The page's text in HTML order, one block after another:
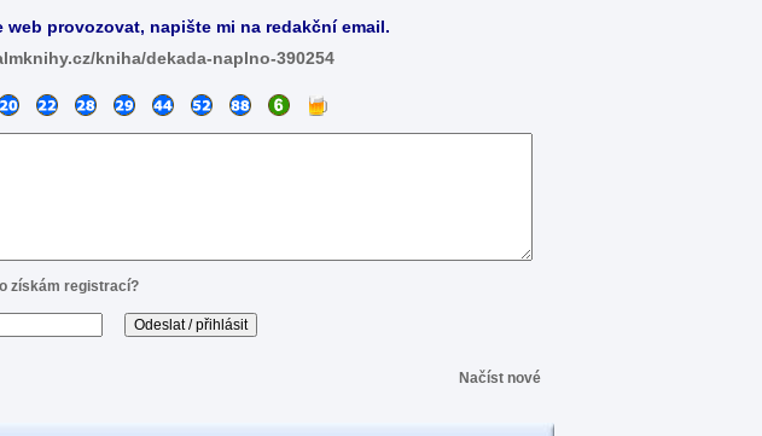
provozovat, napište mi na redakční email.
kniha/dekada-naplno-390254
získám registrací?
Načíst nové